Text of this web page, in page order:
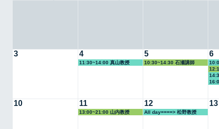
3 4
11:30~14:00 真山教授
5
10:30~14:30 石瀬講師
6
10 11
13:00~21:00 山内教授
12
All day====> 松野教授
13